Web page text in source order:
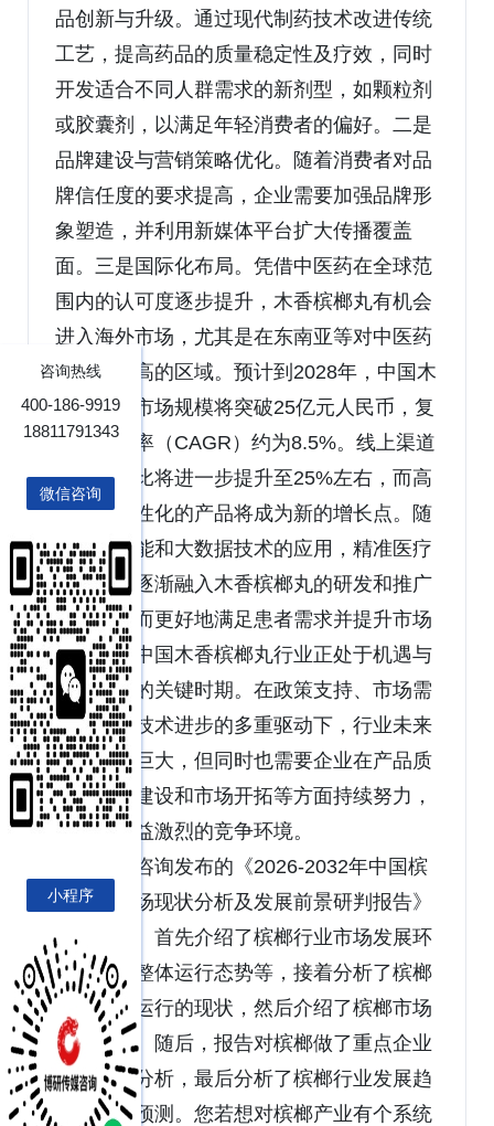
品创新与升级。通过现代制药技术改进传统
工艺，提高药品的质量稳定性及疗效，同时
开发适合不同人群需求的新剂型，如颗粒剂
或胶囊剂，以满足年轻消费者的偏好。二是
品牌建设与营销策略优化。随着消费者对品
牌信任度的要求提高，企业需要加强品牌形
象塑造，并利用新媒体平台扩大传播覆盖
面。三是国际化布局。凭借中医药在全球范
围内的认可度逐步提升，木香槟榔丸有机会
进入海外市场，尤其是在东南亚等对中医药
接受度较高的区域。预计到2028年，中国木
香槟榔丸市场规模将突破25亿元人民币，复
合年增长率（CAGR）约为8.5%。线上渠道
销售额占比将进一步提升至25%左右，而高
端化、个性化的产品将成为新的增长点。随
着人工智能和大数据技术的应用，精准医疗
理念也将逐渐融入木香槟榔丸的研发和推广
环节，从而更好地满足患者需求并提升市场
竞争力。中国木香槟榔丸行业正处于机遇与
挑战并存的关键时期。在政策支持、市场需
求增长和技术进步的多重驱动下，行业未来
发展潜力巨大，但同时也需要企业在产品质
量、品牌建设和市场开拓等方面持续努力，
以应对日益激烈的竞争环境。
博研咨询发布的《2026-2032年中国槟
榔行业市场现状分析及发展前景研判报告》
共十二章。首先介绍了槟榔行业市场发展环
境、槟榔整体运行态势等，接着分析了槟榔
行业市场运行的现状，然后介绍了槟榔市场
竞争格局。随后，报告对槟榔做了重点企业
经营状况分析，最后分析了槟榔行业发展趋
势与投资预测。您若想对槟榔产业有个系统
咨询热线
400-186-9919
18811791343
微信咨询
小程序